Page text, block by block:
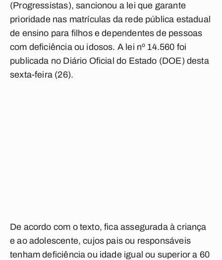
(Progressistas), sancionou a lei que garante
prioridade nas matrículas da rede pública estadual
de ensino para filhos e dependentes de pessoas
com deficiência ou idosos. A lei nº 14.560 foi
publicada no Diário Oficial do Estado (DOE) desta
sexta-feira (26).
De acordo com o texto, fica assegurada à criança
e ao adolescente, cujos pais ou responsáveis
tenham deficiência ou idade igual ou superior a 60